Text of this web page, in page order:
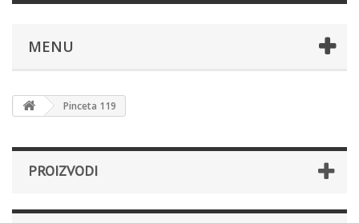
MENU
Pinceta 119
PROIZVODI